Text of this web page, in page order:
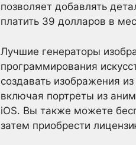
позволяет добавлять
платить 39 долларов в
Лучшие генераторы
программирования
создавать изображения
включая портреты из
iOS. Вы также можете
затем приобрести